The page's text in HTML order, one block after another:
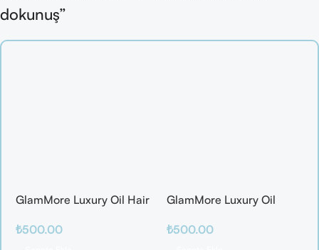
dokunuş”
GlamMore Luxury Oil Hair
₺500.00
GlamMore Luxury Oil
Saç Kırılmalarına Karşı
₺500.00